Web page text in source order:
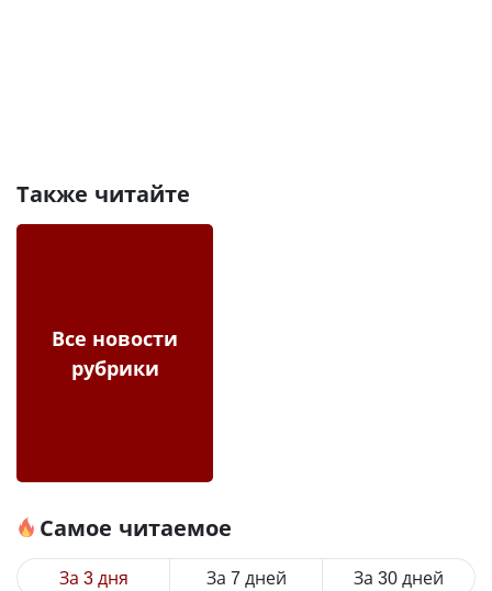
Также читайте
Все новости
рубрики
Самое читаемое
За 3 дня За 7 дней За 30 дней